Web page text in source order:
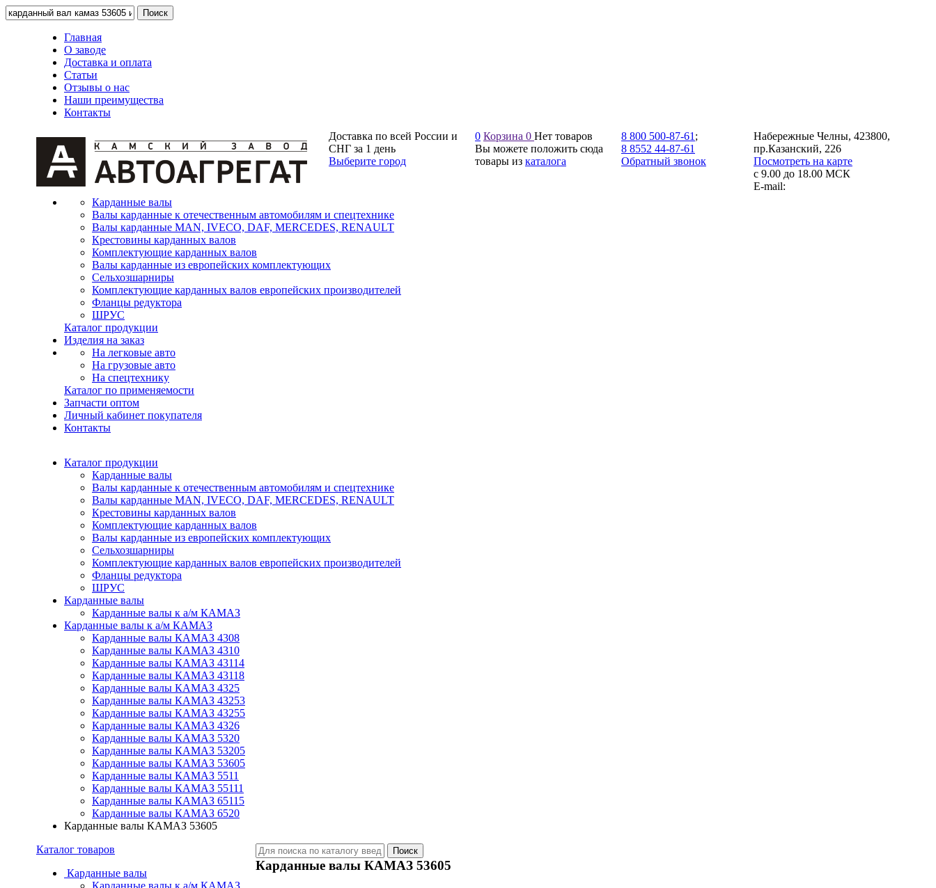
Главная
О заводе
Доставка и оплата
Статьи
Отзывы о нас
Наши преимущества
Контакты
Доставка по всей России и
СНГ за 1 день
Выберите город
0 Корзина 0 Нет товаров
Вы можете положить сюда
товары из каталога
8 800 500-87-61 ;
8 8552 44-87-61
Обратный звонок
Набережные Челны, 423800,
пр.Казанский, 226
Посмотреть на карте
с 9.00 до 18.00 МСК
E-mail:
Карданные валы
Валы карданные к отечественным автомобилям и спецтехнике
Валы карданные MAN, IVECO, DAF, MERCEDES, RENAULT
Крестовины карданных валов
Комплектующие карданных валов
Валы карданные из европейских комплектующих
Сельхозшарниры
Комплектующие карданных валов европейских производителей
Фланцы редуктора
ШРУС
Каталог продукции
Изделия на заказ
На легковые авто
На грузовые авто
На спецтехнику
Каталог по применяемости
Запчасти оптом
Личный кабинет покупателя
Контакты
Каталог продукции
Карданные валы
Валы карданные к отечественным автомобилям и спецтехнике
Валы карданные MAN, IVECO, DAF, MERCEDES, RENAULT
Крестовины карданных валов
Комплектующие карданных валов
Валы карданные из европейских комплектующих
Сельхозшарниры
Комплектующие карданных валов европейских производителей
Фланцы редуктора
ШРУС
Карданные валы
Карданные валы к а/м КАМАЗ
Карданные валы к а/м КАМАЗ
Карданные валы КАМАЗ 4308
Карданные валы КАМАЗ 4310
Карданные валы КАМАЗ 43114
Карданные валы КАМАЗ 43118
Карданные валы КАМАЗ 4325
Карданные валы КАМАЗ 43253
Карданные валы КАМАЗ 43255
Карданные валы КАМАЗ 4326
Карданные валы КАМАЗ 5320
Карданные валы КАМАЗ 53205
Карданные валы КАМАЗ 53605
Карданные валы КАМАЗ 5511
Карданные валы КАМАЗ 55111
Карданные валы КАМАЗ 65115
Карданные валы КАМАЗ 6520
Карданные валы КАМАЗ 53605
Каталог товаров
Карданные валы
Карданные валы к а/м КАМАЗ
Карданные валы КАМАЗ 53605